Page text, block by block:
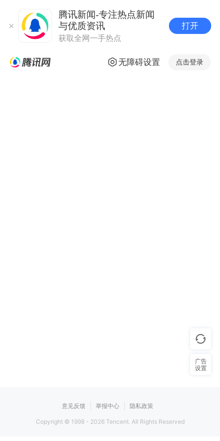
腾讯新闻-专注热点新闻
与优质资讯
获取全网一手热点
打开
无障碍设置 点击登录
意见反馈 举报中心 隐私政策
Copyright © 1998 - 2026Tencent. All Rights Reserved
广告
设置